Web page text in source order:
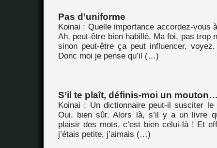
Pas d’uniforme
Koinai : Quelle importance accordez-vous
Ah, peut-être bien habillé. Ma foi, pas trop
sinon peut-être ça peut influencer,
Donc moi je pense qu’il (…)
S’il te plaît, définis-moi un
Koinai : Un dictionnaire peut-il susciter
Oui, bien sûr. Alors là, s’il y a un livre
plaisir des mots, c’est bien celui-là ! Et
j’étais petite, j’aimais (…)